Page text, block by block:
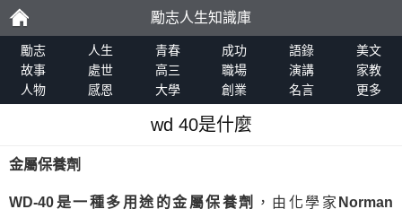
勵
志
勵志人生知識庫
勵志 人生 青春 成功 語錄
美文
故事
處世 高三 職場 演講
家教
人物
感恩 大學 創業 名言 更多
wd 40是什麼
金屬保養劑
WD-40是一種多用途的金屬保養劑 ，由化學家 Norman